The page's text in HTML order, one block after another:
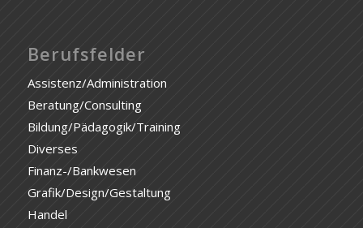
Berufsfelder
Assistenz/Administration
Beratung/Consulting
Bildung/Pädagogik/Training
Diverses
Finanz-/Bankwesen
Grafik/Design/Gestaltung
Handel